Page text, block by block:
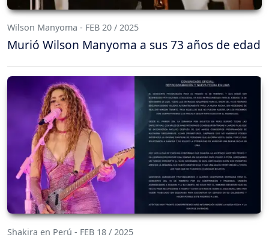
Wilson Manyoma - FEB 20 / 2025
Murió Wilson Manyoma a sus 73 años de edad
Shakira en Perú - FEB 18 / 2025